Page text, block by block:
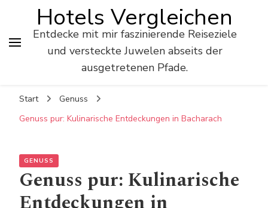
Hotels Vergleichen
Entdecke mit mir faszinierende Reiseziele
und versteckte Juwelen abseits der
ausgetretenen Pfade.
Start
Genuss
Genuss pur: Kulinarische Entdeckungen in Bacharach
GENUSS
Genuss pur: Kulinarische